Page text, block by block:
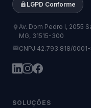
LGPD Conforme
Av. Dom Pedro I, 2055
MG, 31515-300
CNPJ 42.793.818/
SOLUÇÕES